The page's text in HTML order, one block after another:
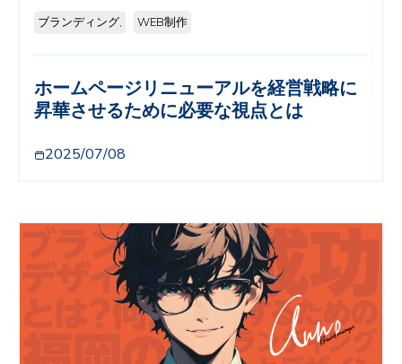
ブランディング, WEB制作
ホームページリニューアルを経営戦略に
昇華させるために必要な視点とは
2025/07/08